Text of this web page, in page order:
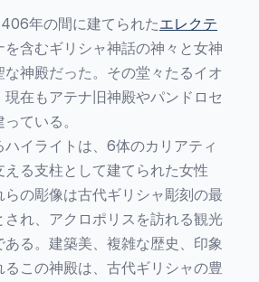
年の間に建てられたエレクテ
を含むギリシャ神話の神々と女神
神殿だった。その堂々たるイオ
現在もアテナ旧神殿やパンドロセ
ている。
ハイライトは、6体のカリアティ
える支柱として建てられた女性
の彫像は古代ギリシャ彫刻の最
れ、アクロポリスを訪れる観光
る。建築美、複雑な歴史、印象
るこの神殿は、古代ギリシャの豊